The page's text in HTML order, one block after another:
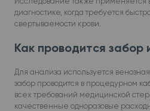
диагностике, когда требуется
свертываемости крови.
Как проводится забор
Для анализа используется
забор проводится в процедурном
всех требований медицинской
качественные одноразовые